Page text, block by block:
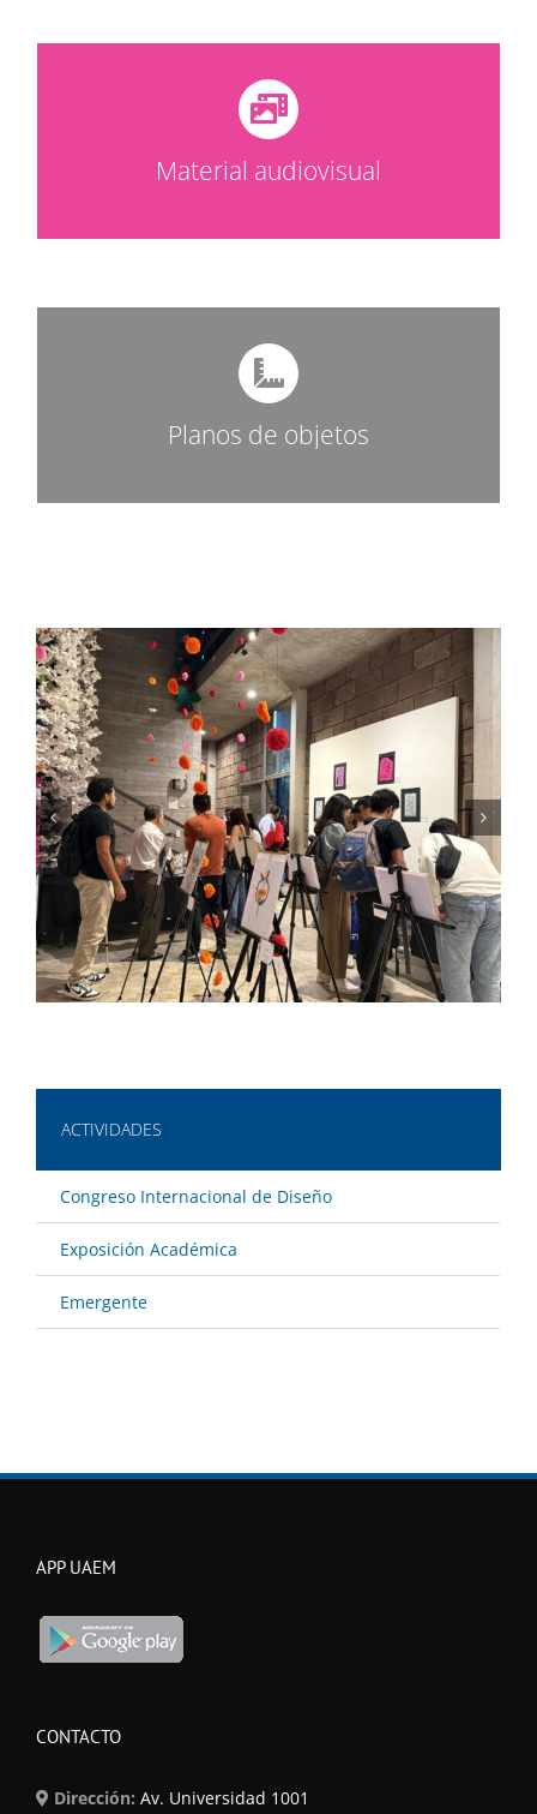
ACTIVIDADES
Congreso Internacional de Diseño
Exposición Académica
Emergente
Material audiovisual
Planos de objetos
APP UAEM
CONTACTO
Dirección: Av. Universidad 1001